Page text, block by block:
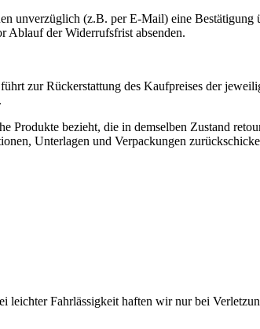
unverzüglich (z.B. per E-Mail) eine
Ablauf der Widerrufsfrist absenden.
zur Rückerstattung des Kaufpreises der
Produkte bezieht, die in demselben Zustand
Unterlagen und Verpackungen
leichter Fahrlässigkeit haften wir nur bei